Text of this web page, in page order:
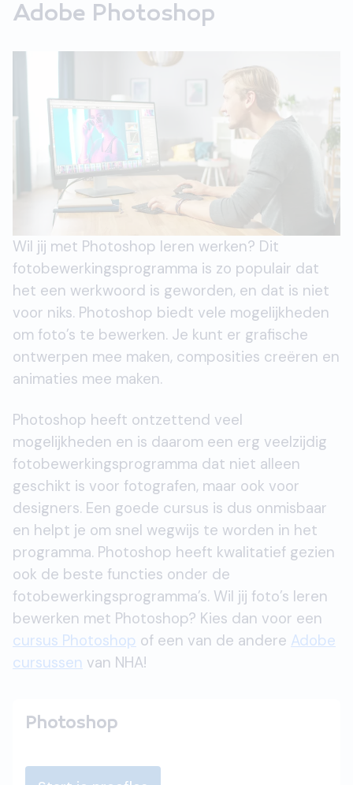
Adobe Photoshop
Wil jij met Photoshop leren werken? Dit
fotobewerkingsprogramma is zo populair dat
het een werkwoord is geworden, en dat is niet
voor niks. Photoshop biedt vele mogelijkheden
om foto’s te bewerken. Je kunt er grafische
ontwerpen mee maken, composities creëren en
animaties mee maken.
Photoshop heeft ontzettend veel
mogelijkheden en is daarom een erg veelzijdig
fotobewerkingsprogramma dat niet alleen
geschikt is voor fotografen, maar ook voor
designers. Een goede cursus is dus onmisbaar
en helpt je om snel wegwijs te worden in het
programma. Photoshop heeft kwalitatief gezien
ook de beste functies onder de
fotobewerkingsprogramma’s. Wil jij foto’s leren
bewerken met Photoshop? Kies dan voor een
cursus Photoshop of een van de andere Adobe
cursussen van NHA!
Photoshop